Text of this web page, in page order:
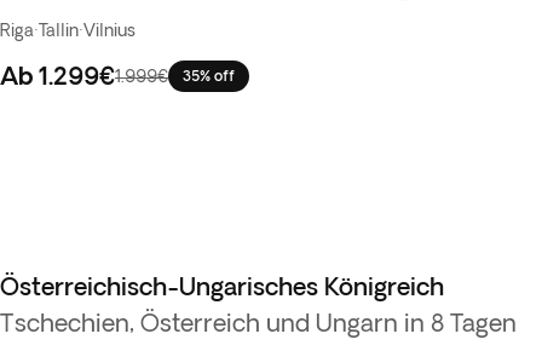
Riga·Tallin·Vilnius
Ab 1.299€1.999€ 35% off
Bestseller
Österreichisch-Ungarisches Königreich
Tschechien, Österreich und Ungarn in 8 Tagen